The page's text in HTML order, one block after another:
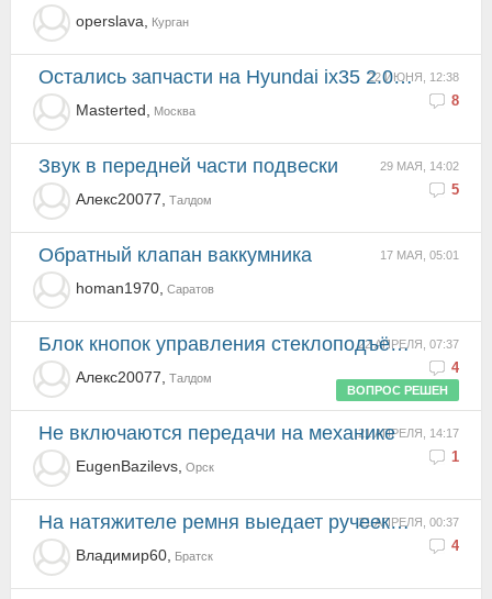
operslava, Курган
22 ИЮНЯ, 12:38
8
Остались запчасти на Hyundai ix35 2.0 CRDi 4WD
Masterted, Москва
29 МАЯ, 14:02
5
Звук в передней части подвески
Алекс20077, Талдом
17 МАЯ, 05:01
Обратный клапан ваккумника
homan1970, Саратов
22 АПРЕЛЯ, 07:37
4
Блок кнопок управления стеклоподъёмниками
Алекс20077,
Талдом
ВОПРОС РЕШЕН
21 АПРЕЛЯ, 14:17
1
Не включаются передачи на механике
EugenBazilevs, Орск
21 АПРЕЛЯ, 00:37
4
на натяжителе ремня выедает ручеек ремнем
Владимир60, Братск